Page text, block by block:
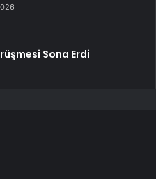
Sona Erdi